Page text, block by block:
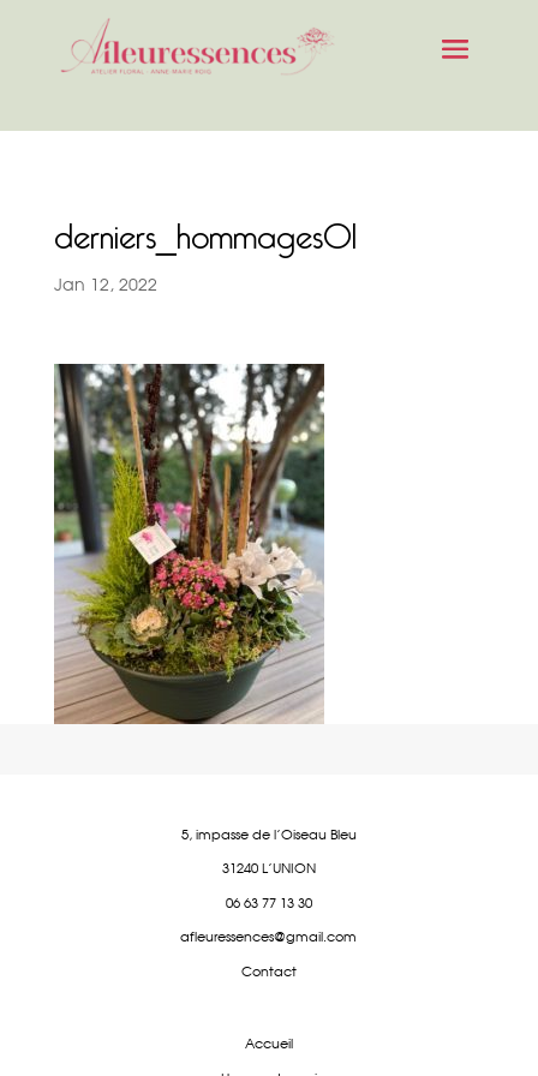
derniers_hommages01
Jan 12, 2022
5, impasse de l'Oiseau Bleu
31240 L'UNION
06 63 77 13 30
afleuressences@gmail.com
Contact
Accueil